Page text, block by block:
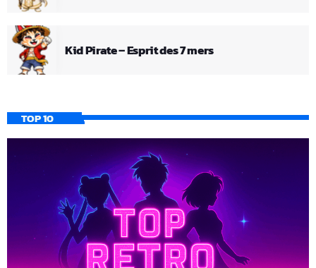
Kid Pirate – Esprit des 7 mers
TOP 10